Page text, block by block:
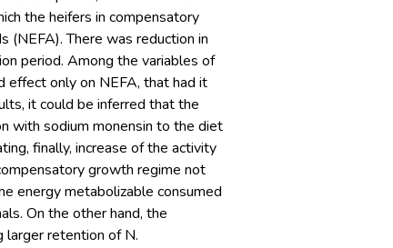
the heifers in compensatory
There was reduction in
period. Among the variables of
only on NEFA, that had it
it could be inferred that the
with sodium monensin to the diet
finally, increase of the activity
growth regime not
energy metabolizable consumed
On the other hand, the
larger retention of N.